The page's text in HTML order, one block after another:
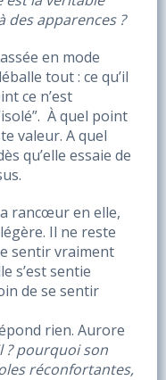
des apparences ?
en mode
tout : ce qu’il
ce n’est
À quel point
valeur. A quel
qu’elle essaie de
rancœur en elle,
Il ne reste
sentir vraiment
s’est sentie
de se sentir
rien. Aurore
? pourquoi son
réconfortantes,